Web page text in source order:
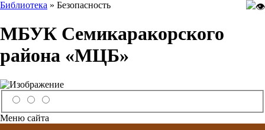
Библиотека » Безопасность
МБУК Семикаракорского
района «МЦБ»
Меню сайта